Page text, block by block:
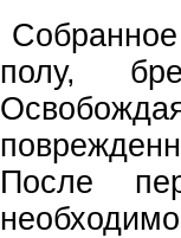
полу,
После